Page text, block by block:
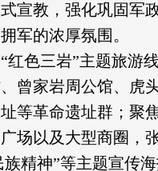
宣教，强化巩固军
军的浓厚氛围。
红色三岩”主题旅游
曾家岩周公馆、虎
等革命遗址群；聚
场以及大型商圈，
族精神”等主题宣传